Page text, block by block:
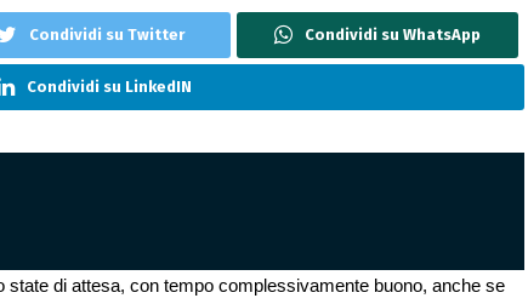
Condividi su Twitter Condividi su WhatsApp
Condividi su LinkedIN
state di attesa, con tempo complessivamente buono, anche se